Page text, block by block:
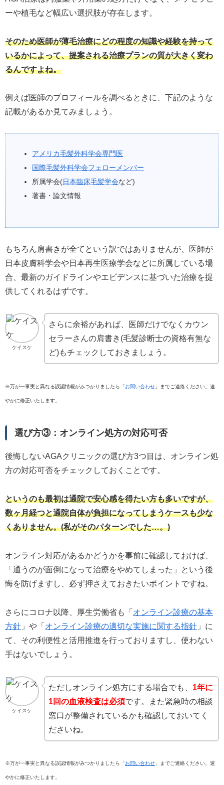
ーや植毛など幅広い選択肢が存在します。
そのため医師が薄毛治療にどの程度の知識や経験を持って
いるかによって、提案される治療プランの質が大きく変わ
るんですよね。
例えば医師のプロフィールを調べるときに、下記のような
記載があるか見てみましょう。
アメリカ毛髪外科学会専門医
国際毛髪外科学会フェローメンバー
所属学会(日本臨床毛髪学会など)
著書・論文情報
もちろん肩書きが全てという訳ではありませんが、医師が
日本皮膚科学会や日本再生医療学会などに所属している場
合、最新のガイドラインやエビデンスに基づいた治療を提
供してくれるはずです。
ケイスケ
さらに余裕があれば、医師だけでなくカウン
セラーさんの肩書き(毛髪診断士の資格有無な
ど)もチェックしておきましょう。
※万が一事実と異なる誤認情報がみつかりましたら「お問い合わせ 」までご連絡ください。速
やかに修正いたします。
選び方③：オンライン処方の対応可否
後悔しないAGAクリニックの選び方3つ目は、オンライン処
方の対応可否をチェックしておくことです。
というのも最初は通院で安心感を得たい方も多いですが、
数ヶ月経つと通院自体が負担になってしまうケースも少な
くありません。(私がそのパターンでした…。)
オンライン対応があるかどうかを事前に確認しておけば、
「通うのが面倒になって治療をやめてしまった」という後
悔を防げますし、必ず押さえておきたいポイントですね。
さらにコロナ以降、厚生労働省も「 オンライン診療の基本
方針 」や「 オンライン診療の適切な実施に関する指針 」に
て、その利便性と活用推進を行っておりますし、使わない
手はないでしょう。
ケイスケ
ただしオンライン処方にする場合でも、 1年に
1回の血液検査は必須です。また緊急時の相談
窓口が整備されているかも確認しておいてく
ださいね。
※万が一事実と異なる誤認情報がみつかりましたら「お問い合わせ 」までご連絡ください。速
やかに修正いたします。